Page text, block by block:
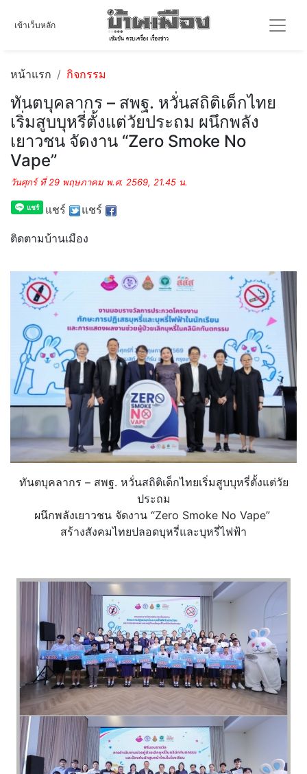
เข้าเว็บหลัก
หน้าแรก กิจกรรม
ทันตบุคลากร – สพฐ. หวั่นสถิติเด็กไทย
เริ่มสูบบุหรี่ตั้งแต่วัยประถม ผนึกพลัง
เยาวชน จัดงาน “Zero Smoke No
Vape”
วันศุกร์ ที่ 29 พฤษภาคม พ.ศ. 2569, 21.45 น.
แชร์ แชร์
ติดตามบ้านเมือง
ทันตบุคลากร – สพฐ. หวั่นสถิติเด็กไทยเริ่มสูบบุหรี่ตั้งแต่วัย
ประถม
ผนึกพลังเยาวชน จัดงาน “Zero Smoke No Vape”
สร้างสังคมไทยปลอดบุหรี่และบุหรี่ไฟฟ้า